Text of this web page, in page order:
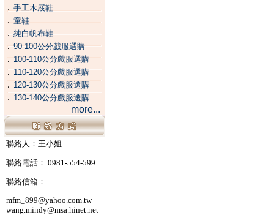
． 手工木屐鞋
． 童鞋
．純白帆布鞋
．90-100公分戲服選購
．100-110公分戲服選購
．110-120公分戲服選購
．120-130公分戲服選購
． 130-140公分戲服選購
more...
聯絡人：王小姐
聯絡電話： 0981-554-599
聯絡信箱：
mfm_899@yahoo.com.tw
wang.mindy@msa.hinet.net